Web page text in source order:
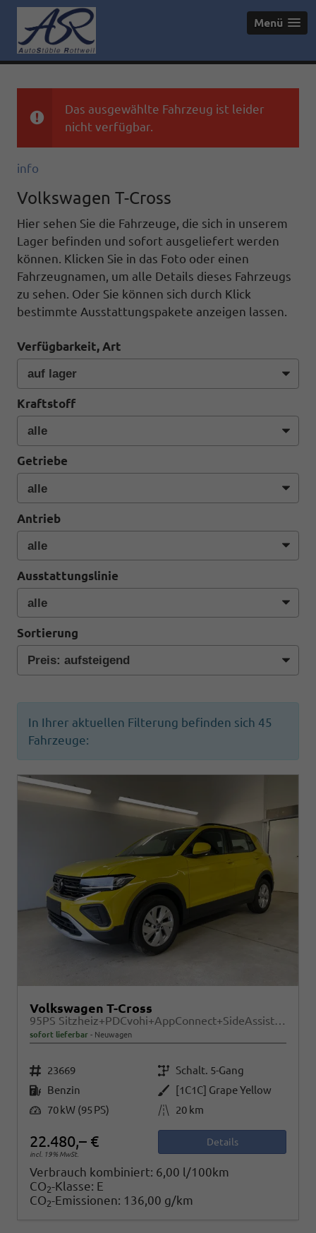
Menü
Das ausgewählte Fahrzeug ist leider
nicht verfügbar.
info
Volkswagen T-Cross
Hier sehen Sie die Fahrzeuge, die sich in unserem
Lager befinden und sofort ausgeliefert werden
können. Klicken Sie in das Foto oder einen
Fahrzeugnamen, um alle Details dieses Fahrzeugs
zu sehen. Oder Sie können sich durch Klick
bestimmte Ausstattungspakete anzeigen lassen.
Verfügbarkeit, Art
Kraftstoff
Getriebe
Antrieb
Ausstattungslinie
Sortierung
In Ihrer aktuellen Filterung befinden sich 45
Fahrzeuge:
Volkswagen T-Cross
95PS Sitzheiz+PDCvohi+AppConnect+SideAssist+TravelAssist+ACC+Klima
sofort lieferbar Neuwagen
Fahrzeugnr. 23669 Getriebe Schalt. 5-Gang
Kraftstoff Benzin Außenfarbe
[1C1C] Grape Yellow
Leistung 70 kW (95 PS) Kilometerstand 20 km
22.480,– €
incl. 19% MwSt.
Details
Verbrauch kombiniert: 6,00 l/100km
CO2-Klasse: E
CO2-Emissionen: 136,00 g/km